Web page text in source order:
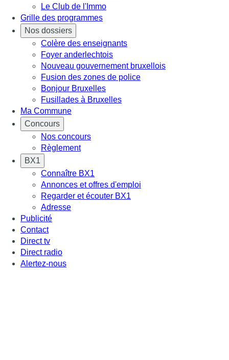
Le Club de l'Immo
Grille des programmes
Nos dossiers
Colère des enseignants
Foyer anderlechtois
Nouveau gouvernement bruxellois
Fusion des zones de police
Bonjour Bruxelles
Fusillades à Bruxelles
Ma Commune
Concours
Nos concours
Règlement
BX1
Connaître BX1
Annonces et offres d'emploi
Regarder et écouter BX1
Adresse
Publicité
Contact
Direct tv
Direct radio
Alertez-nous